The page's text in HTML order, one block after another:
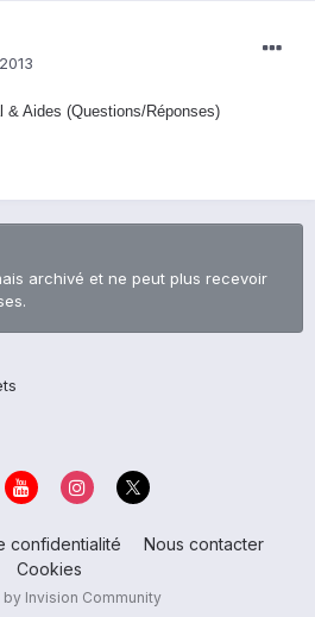
& Aides (Questions/Réponses)
archivé et ne peut plus recevoir
confidentialité
Nous contacter
Cookies
Invision Community